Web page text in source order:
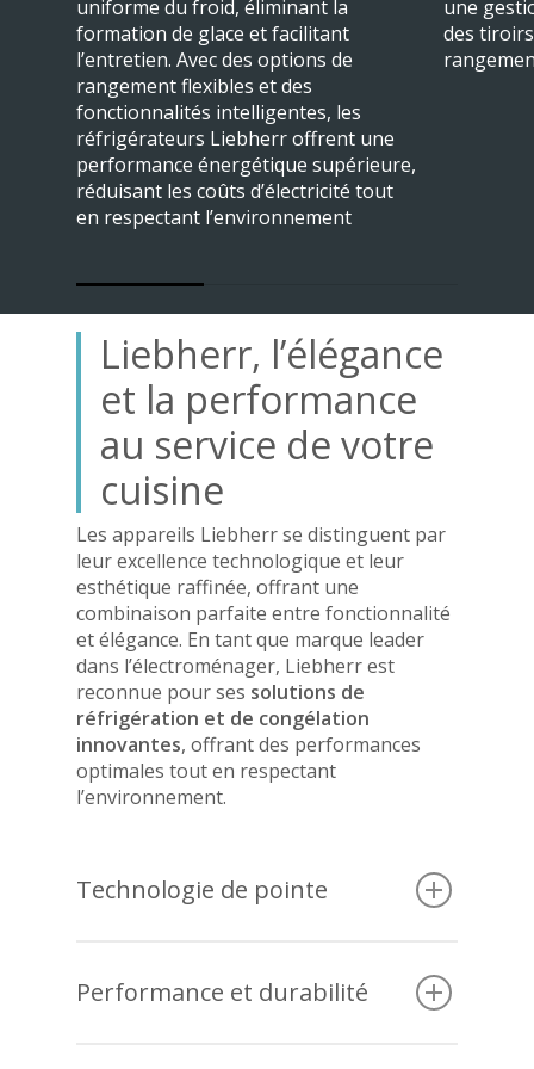
uniforme du froid, éliminant la
formation de glace et facilitant
l’entretien. Avec des options de
rangement flexibles et des
fonctionnalités intelligentes, les
réfrigérateurs Liebherr offrent une
performance énergétique supérieure,
réduisant les coûts d’électricité tout
en respectant l’environnement
une
des
Liebherr, l’élégance
et la performance
au service de votre
cuisine
Les appareils Liebherrse distinguent par
leur excellence technologique et leur
esthétique raffinée, offrant une
combinaison parfaite entre fonctionnalité
et élégance. En tant que marque leader
dans l’électroménager, Liebherr est
reconnue pour ses solutions de
réfrigération et de congélation
innovantes, offrant des performances
optimales tout en respectant
l’environnement.
Technologie de pointe
équipements telles que
BioFresh
prolonge la fraîcheur des aliments, et
Performance et durabilité
Électroménager
Climatisation
Dépannage
Pro
Contact
05 56 29 22 22